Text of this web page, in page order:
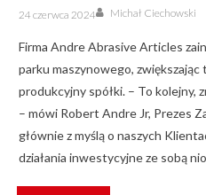
Posted
on
24 czerwca 2024 Author
Michał Ciechowski
Firma Andre Abrasive Articles
parku maszynowego,
produkcyjny spółki. – To kolejny,
– mówi Robert Andre Jr, Prezes
głównie z myślą o naszych
działania inwestycyjne ze sobą